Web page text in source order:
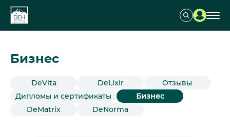
Бизнес
DeVita DeLixir
Отзывы
Дипломы и сертификаты
Бизнес
DeMatrix
DeNorma